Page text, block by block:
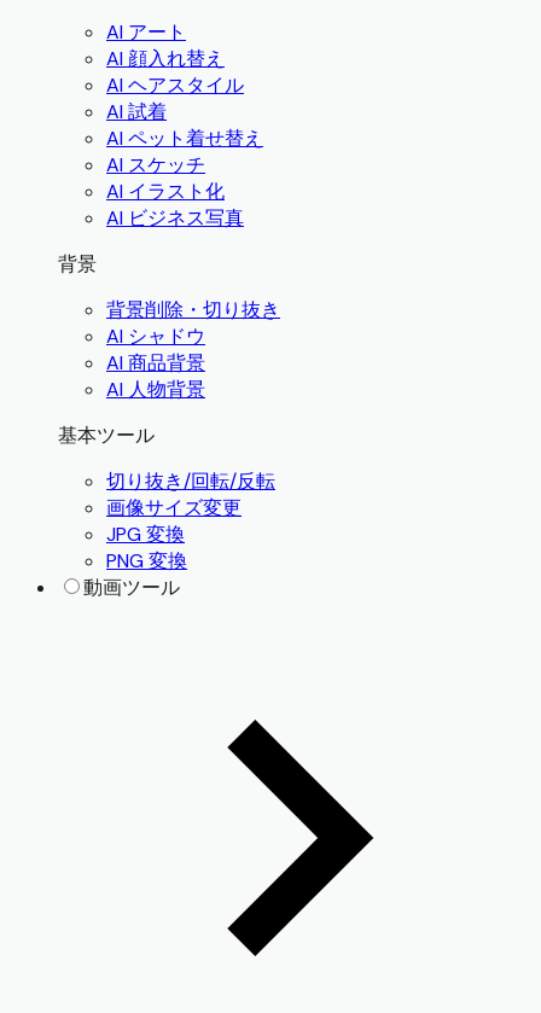
AI アート
AI 顔入れ替え
AI ヘアスタイル
AI 試着
AI ペット着せ替え
AI スケッチ
AI イラスト化
AI ビジネス写真
背景
背景削除・切り抜き
AI シャドウ
AI 商品背景
AI 人物背景
基本ツール
切り抜き/回転/反転
画像サイズ変更
JPG 変換
PNG 変換
動画ツール